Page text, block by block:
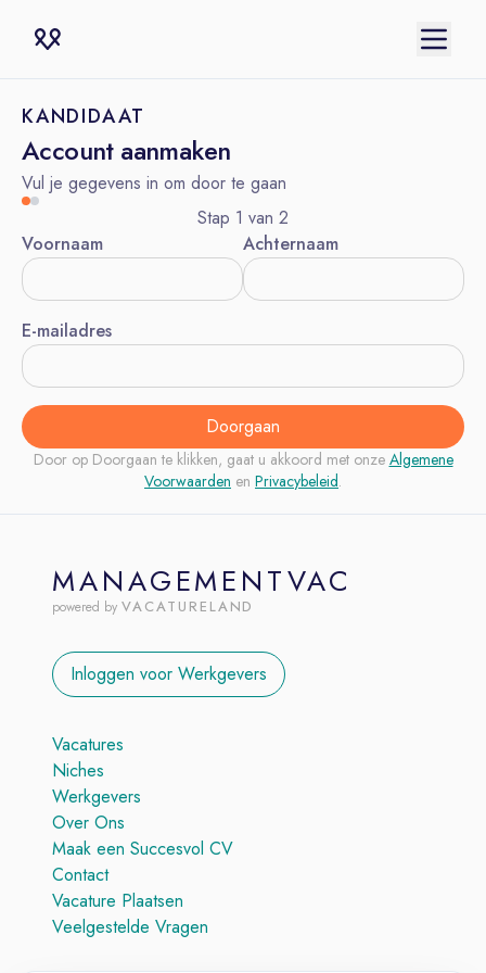
KANDIDAAT
Account aanmaken
Vul je gegevens in om door te gaan
Stap 1 van 2
Voornaam
Achternaam
E-mailadres
Doorgaan
Door op Doorgaan te klikken, gaat u akkoord met onze Algemene
Voorwaarden en Privacybeleid.
MANAGEMENTVAC
powered by VACATURELAND
Inloggen voor Werkgevers
Vacatures
Niches
Werkgevers
Over Ons
Maak een Succesvol CV
Contact
Vacature Plaatsen
Veelgestelde Vragen